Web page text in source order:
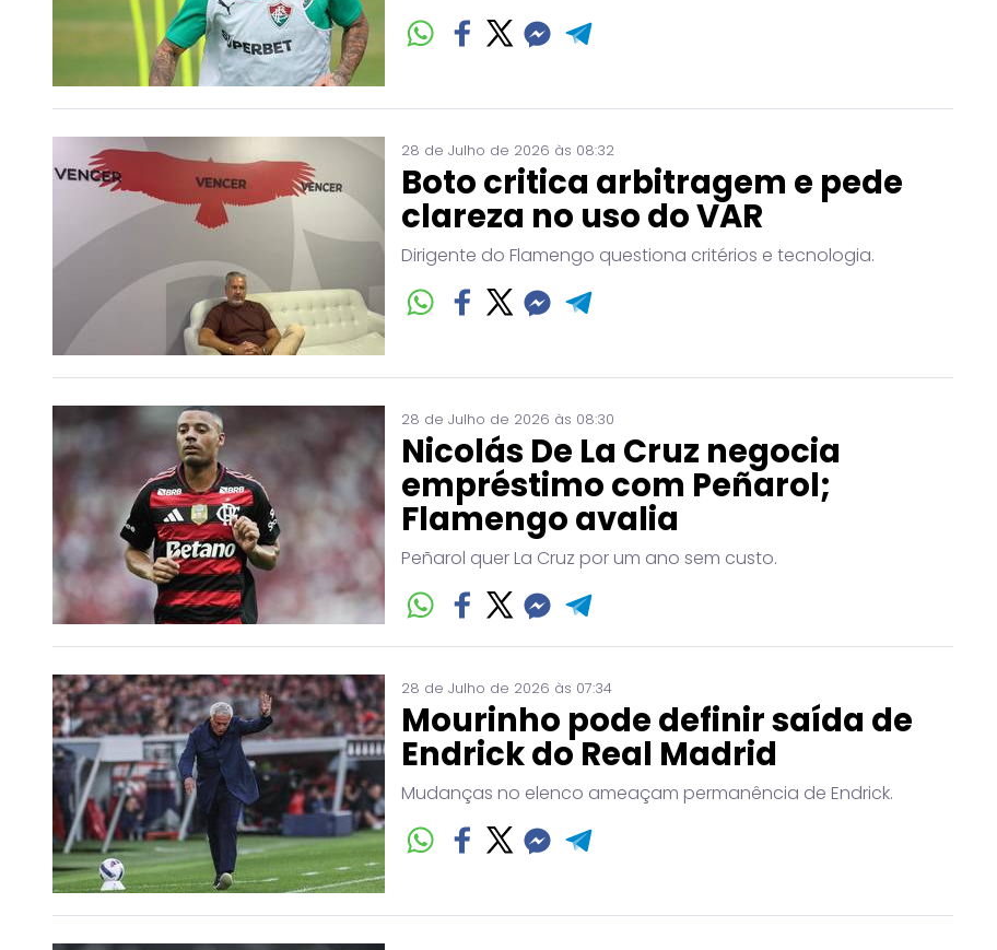
28 de Julho de 2026 às 08:32
Boto critica arbitragem e pede
clareza no uso do VAR
Dirigente do Flamengo questiona critérios e tecnologia.
28 de Julho de 2026 às 08:30
Nicolás De La Cruz negocia
empréstimo com Peñarol;
Flamengo avalia
Peñarol quer La Cruz por um ano sem custo.
28 de Julho de 2026 às 07:34
Mourinho pode definir saída de
Endrick do Real Madrid
Mudanças no elenco ameaçam permanência de Endrick.